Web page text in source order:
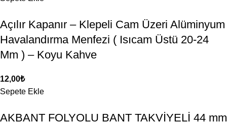
Açılır Kapanır – Klepeli Cam Üzeri Alüminyum
Havalandırma Menfezi ( Isıcam Üstü 20-24
Mm ) – Koyu Kahve
12,00₺
Sepete Ekle
AKBANT FOLYOLU BANT TAKVİYELİ 44 mm